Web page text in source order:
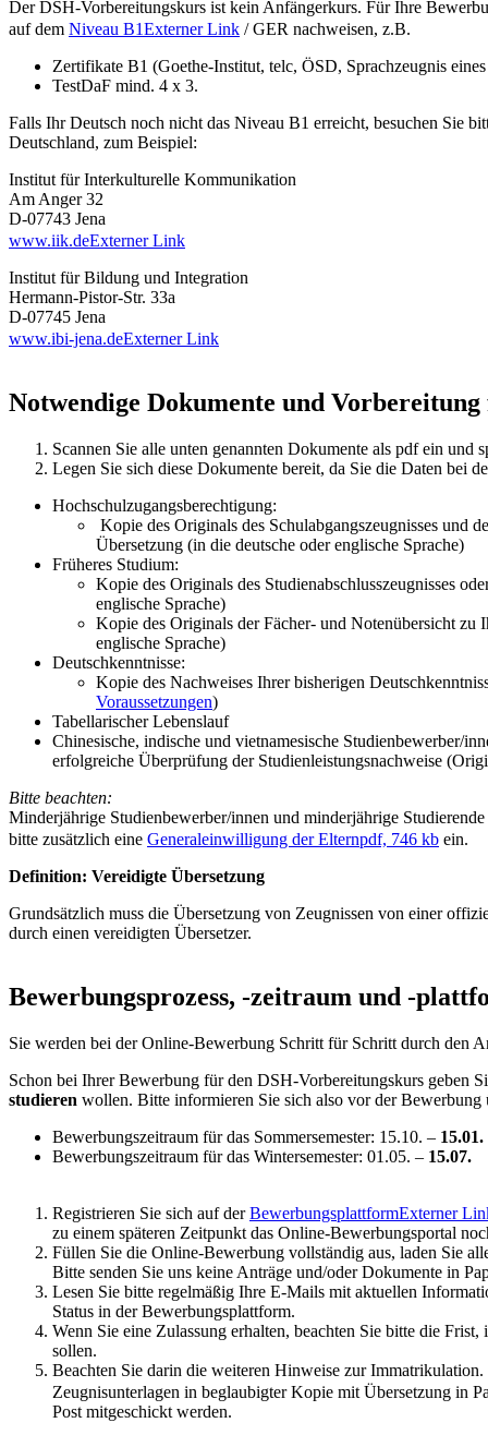
Der DSH-Vorbereitungskurs ist kein Anfängerkurs. Für Ihre
auf dem Niveau B1Externer Link / GER nachweisen, z.B.
Zertifikate B1 (Goethe-Institut, telc, ÖSD, Sprachzeugnis
TestDaF mind. 4 x 3.
Falls Ihr Deutsch noch nicht das Niveau B1 erreicht, besuchen Sie
Deutschland, zum Beispiel:
Institut für Interkulturelle Kommunikation
Am Anger 32
D-07743 Jena
www.iik.deExterner Link
Institut für Bildung und Integration
Hermann-Pistor-Str. 33a
D-07745 Jena
www.ibi-jena.deExterner Link
Notwendige Dokumente und
Scannen Sie alle unten genannten Dokumente als pdf ein und
Legen Sie sich diese Dokumente bereit, da Sie die Daten bei
Hochschulzugangsberechtigung:
Kopie des Originals des Schulabgangszeugnisses und
Übersetzung (in die deutsche oder englische Sprache)
Früheres Studium:
Kopie des Originals des Studienabschlusszeugnisses
englische Sprache)
Kopie des Originals der Fächer- und Notenübersicht zu
englische Sprache)
Deutschkenntnisse:
Kopie des Nachweises Ihrer bisherigen
Voraussetzungen)
Tabellarischer Lebenslauf
Chinesische, indische und vietnamesische Studienbewerber/
erfolgreiche Überprüfung der Studienleistungsnachweise
Bitte beachten:
Minderjährige Studienbewerber/innen und minderjährige
bitte zusätzlich eine Generaleinwilligung der Elternpdf, 746 kb ein.
Definition: Vereidigte Übersetzung
Grundsätzlich muss die Übersetzung von Zeugnissen von einer
durch einen vereidigten Übersetzer.
Bewerbungsprozess, -zeitraum und -
Sie werden bei der Online-Bewerbung Schritt für Schritt durch den
Schon bei Ihrer Bewerbung für den DSH-Vorbereitungskurs geben
studieren wollen. Bitte informieren Sie sich also vor der Bewerbung
Bewerbungszeitraum für das Sommersemester: 15.10. – 15.01.
Bewerbungszeitraum für das Wintersemester: 01.05. – 15.07.
Registrieren Sie sich auf derBewerbungsplattformExterner
zu einem späteren Zeitpunkt das Online-Bewerbungsportal
Füllen Sie die Online-Bewerbung vollständig aus, laden Sie
Bitte senden Sie uns keine Anträge und/oder Dokumente in
Lesen Sie bitte regelmäßig Ihre E-Mails mit aktuellen
Status in der Bewerbungsplattform.
Wenn Sie eine Zulassung erhalten, beachten Sie bitte die
sollen.
Beachten Sie darin die weiteren Hinweise zur
Zeugnisunterlagen in beglaubigter Kopie mit Übersetzung in
Post mitgeschickt werden.